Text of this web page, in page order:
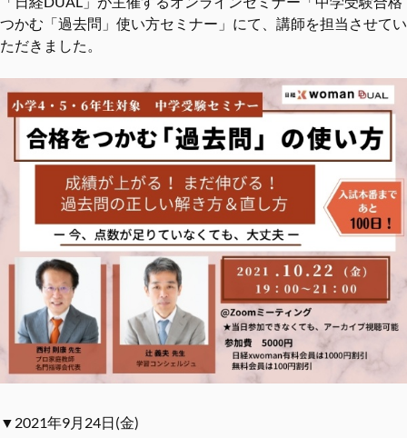
つかむ「過去問」使い方セミナー」にて、講師を担当させてい
ただきました。
▼2021年9月24日(金)